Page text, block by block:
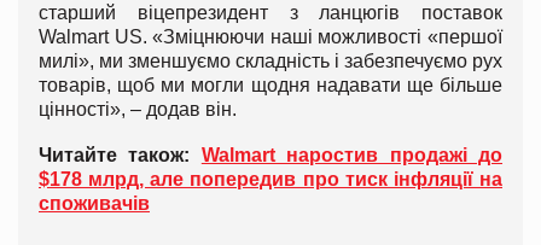
старший віцепрезидент з ланцюгів поставок
Walmart US. «Зміцнюючи наші можливості «першої
милі», ми зменшуємо складність і забезпечуємо рух
товарів, щоб ми могли щодня надавати ще більше
цінності», – додав він.
Читайте також: Walmart наростив продажі до
$178 млрд, але попередив про тиск інфляції на
споживачів